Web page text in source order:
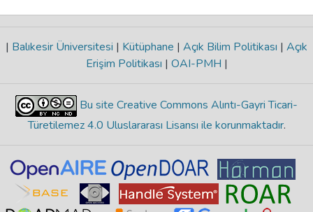
| Balıkesir Üniversitesi | Kütüphane | Açık Bilim Politikası | Açık
Erişim Politikası | OAI-PMH |
Bu site Creative Commons Alıntı-Gayri Ticari-
Türetilemez 4.0 Uluslararası Lisansı ile korunmaktadır.